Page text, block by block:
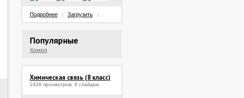
Подробнее Загрузить
Популярные
Химия
Химическая связь (8 класс)
2426 просмотров, 9 слайдов